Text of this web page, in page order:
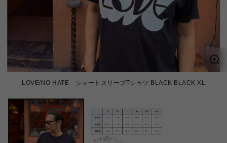
LOVE/NO HATE ショートスリーブTシャツ BLACK BLACK XL